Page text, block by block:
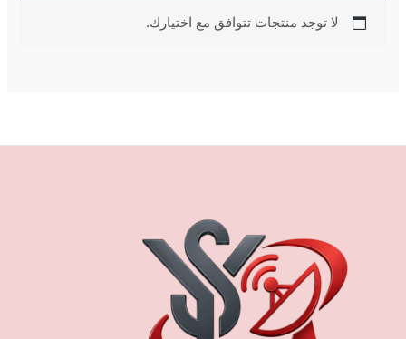
لا توجد منتجات تتوافق مع اختيارك.